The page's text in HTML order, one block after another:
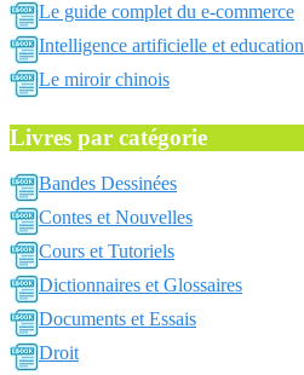
Le guide complet du e-commerce
Intelligence artificielle et education
Le miroir chinois
Livres par catégorie
Bandes Dessinées
Contes et Nouvelles
Cours et Tutoriels
Dictionnaires et Glossaires
Documents et Essais
Droit